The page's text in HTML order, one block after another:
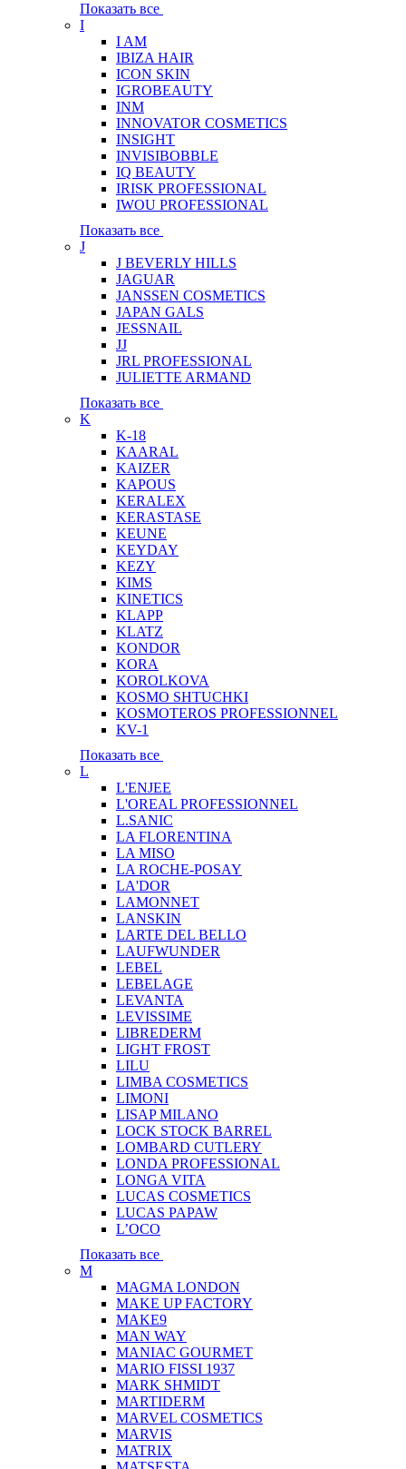
Показать все
I
I AM
IBIZA HAIR
ICON SKIN
IGROBEAUTY
INM
INNOVATOR COSMETICS
INSIGHT
INVISIBOBBLE
IQ BEAUTY
IRISK PROFESSIONAL
IWOU PROFESSIONAL
Показать все
J
J BEVERLY HILLS
JAGUAR
JANSSEN COSMETICS
JAPAN GALS
JESSNAIL
JJ
JRL PROFESSIONAL
JULIETTE ARMAND
Показать все
K
K-18
KAARAL
KAIZER
KAPOUS
KERALEX
KERASTASE
KEUNE
KEYDAY
KEZY
KIMS
KINETICS
KLAPP
KLATZ
KONDOR
KORA
KOROLKOVA
KOSMO SHTUCHKI
KOSMOTEROS PROFESSIONNEL
KV-1
Показать все
L
L'ENJEE
L'OREAL PROFESSIONNEL
L.SANIC
LA FLORENTINA
LA MISO
LA ROCHE-POSAY
LA'DOR
LAMONNET
LANSKIN
LARTE DEL BELLO
LAUFWUNDER
LEBEL
LEBELAGE
LEVANTA
LEVISSIME
LIBREDERM
LIGHT FROST
LILU
LIMBA COSMETICS
LIMONI
LISAP MILANO
LOCK STOCK BARREL
LOMBARD CUTLERY
LONDA PROFESSIONAL
LONGA VITA
LUCAS COSMETICS
LUCAS PAPAW
L’OCO
Показать все
M
MAGMA LONDON
MAKE UP FACTORY
MAKE9
MAN WAY
MANIAC GOURMET
MARIO FISSI 1937
MARK SHMIDT
MARTIDERM
MARVEL COSMETICS
MARVIS
MATRIX